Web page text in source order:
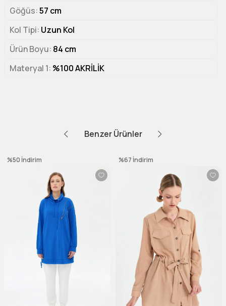
Göğüs 57 cm
Kol Tipi Uzun Kol
Ürün Boyu 84 cm
Materyal 1 %100 AKRİLİK
Benzer Ürünler
%50 İndirim %67 İndirim